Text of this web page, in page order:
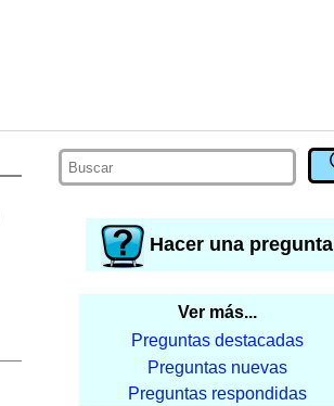
Hacer una pregunta
Ver más...
Preguntas destacadas
Preguntas nuevas
Preguntas respondidas